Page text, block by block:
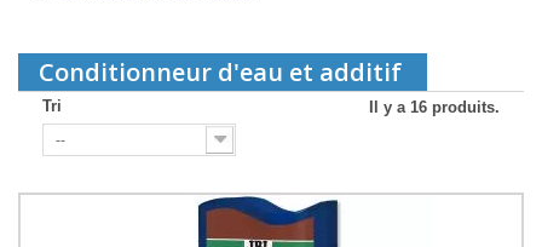
Conditionneur d'eau et additif
Tri
--
Il y a 16 produits.